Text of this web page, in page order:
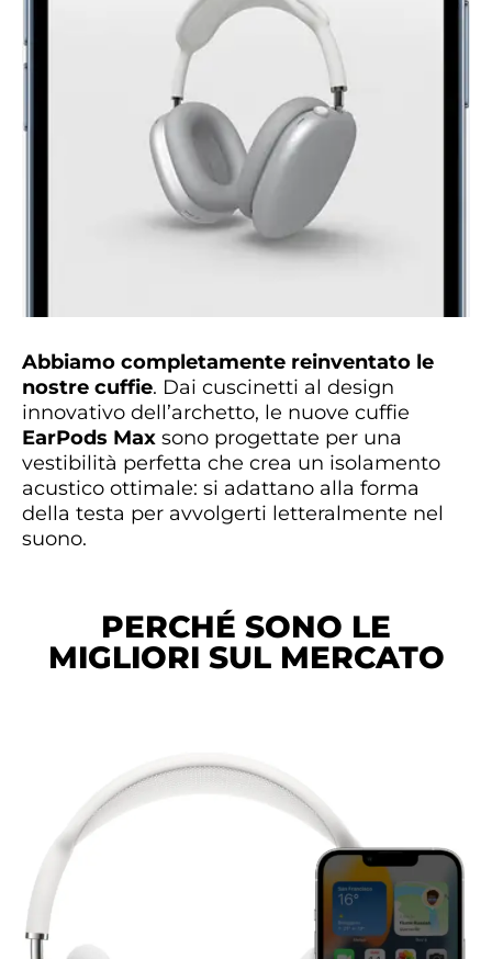
Abbiamo completamente reinventato le
nostre cuffie. Dai cuscinetti al design
innovativo dell’archetto, le nuove cuffie
EarPods Max sono progettate per una
vestibilità perfetta che crea un isolamento
acustico ottimale: si adattano alla forma
della testa per avvolgerti letteralmente nel
suono.
PERCHÉ SONO LE
MIGLIORI SUL MERCATO